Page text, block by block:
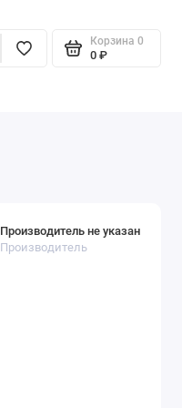
Корзина 0
0 ₽
Производитель не указан
Производитель